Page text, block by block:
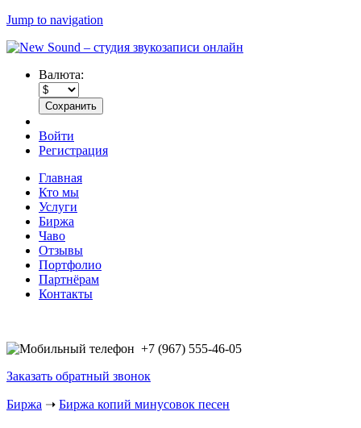
Jump to navigation
Валюта:
Войти
Регистрация
Главная
Кто мы
Услуги
Биржа
Чаво
Отзывы
Портфолио
Партнёрам
Контакты
+7 (967) 555-46-05
Заказать обратный звонок
Биржа ➝ Биржа копий минусовок песен